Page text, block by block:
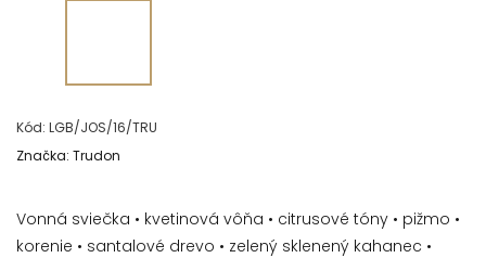
Kód: LGB/JOS/16/TRU
Vonná sviečka • kvetinová vôňa • citrusové tóny • pižmo •
korenie • santalové drevo • zelený sklenený kahanec •
Značka: Trudon